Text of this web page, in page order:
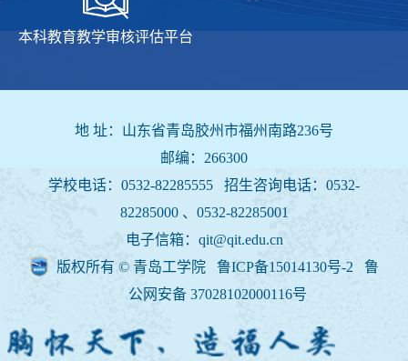
本科教育教学审核评估平台
地 址：山东省青岛胶州市福州南路236号
邮编：266300
学校电话：0532-82285555 招生咨询电话： 0532-
82285000 、0532-82285001
电子信箱：qit@qit.edu.cn
版权所有 © 青岛工学院 鲁ICP备15014130号-2
鲁
公网安备 37028102000116号